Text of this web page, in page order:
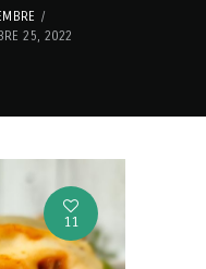
25, 2022
11